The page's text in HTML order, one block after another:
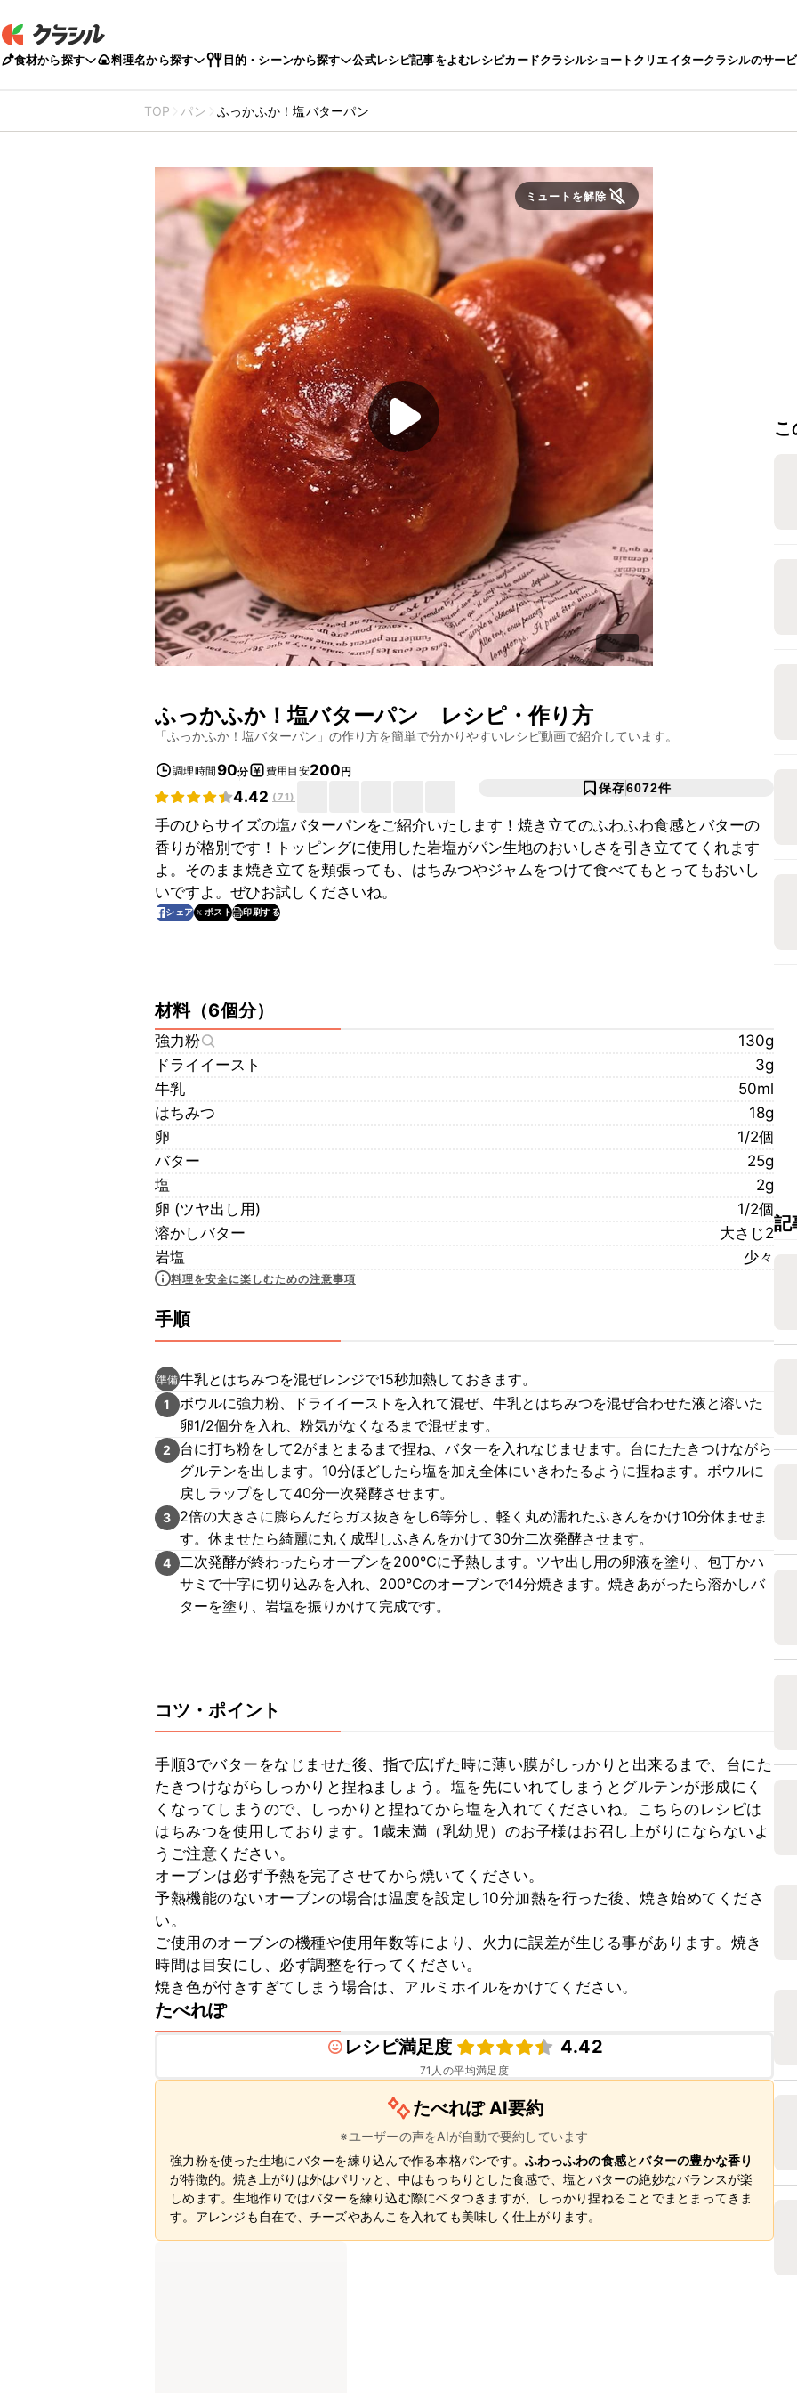
食材から探す 料理名から探す 目的・シーンから探す 公式レシピ記事をよむレシピカードクラシルショートクリエイタークラシルのサー
TOP パン ふっかふか！塩バターパン
ミュートを解除
ふっかふか！塩バターパン レシピ・作り方
「ふっかふか！塩バターパン 」の作り方を簡単で分かりやすいレシピ動画で紹介しています。
調理時間90分 費用目安200円
4.42 (71)
保存6072件
手のひらサイズの塩バターパンをご紹介いたします！焼き立てのふわふわ食感とバターの
香りが格別です！トッピングに使用した岩塩がパン生地のおいしさを引き立ててくれます
よ。そのまま焼き立てを頬張っても、はちみつやジャムをつけて食べてもとってもおいし
いですよ。ぜひお試しくださいね。
シェア ポスト 印刷する
材料（6個分）
強力粉
130g
ドライイースト
3g
牛乳
50ml
はちみつ
18g
卵
1/2個
バター
25g
塩
2g
卵 (ツヤ出し用)
1/2個
溶かしバター
大さじ2
岩塩
少々
料理を安全に楽しむための注意事項
手順
準備牛乳とはちみつを混ぜレンジで15秒加熱しておきます。
1
ボウルに強力粉、ドライイーストを入れて混ぜ、牛乳とはちみつを混ぜ合わせた液と溶いた
卵1/2個分を入れ、粉気がなくなるまで混ぜます。
2
台に打ち粉をして2がまとまるまで捏ね、バターを入れなじませます。台にたたきつけながら
グルテンを出します。10分ほどしたら塩を加え全体にいきわたるように捏ねます。ボウルに
戻しラップをして40分一次発酵させます。
3
2倍の大きさに膨らんだらガス抜きをし6等分し、軽く丸め濡れたふきんをかけ10分休ませま
す。休ませたら綺麗に丸く成型しふきんをかけて30分二次発酵させます。
4 二次発酵が終わったらオーブンを200℃に予熱します。ツヤ出し用の卵液を塗り、包丁かハ
サミで十字に切り込みを入れ、200℃のオーブンで14分焼きます。焼きあがったら溶かしバ
ターを塗り、岩塩を振りかけて完成です。
コツ・ポイント
手順3でバターをなじませた後、指で広げた時に薄い膜がしっかりと出来るまで、台にた
たきつけながらしっかりと捏ねましょう。塩を先にいれてしまうとグルテンが形成にく
くなってしまうので、しっかりと捏ねてから塩を入れてくださいね。こちらのレシピは
はちみつを使用しております。1歳未満（乳幼児）のお子様はお召し上がりにならないよ
うご注意ください。
オーブンは必ず予熱を完了させてから焼いてください。
予熱機能のないオーブンの場合は温度を設定し10分加熱を行った後、焼き始めてくださ
い。
ご使用のオーブンの機種や使用年数等により、火力に誤差が生じる事があります。焼き
時間は目安にし、必ず調整を行ってください。
焼き色が付きすぎてしまう場合は、アルミホイルをかけてください。
たべれぽ
レシピ満足度
4.42
71 人の平均満足度
たべれぽ AI要約
※ユーザーの声をAIが自動で要約しています
強力粉を使った生地にバターを練り込んで作る本格パンです。 ふわっふわの食感とバターの豊かな香り
が特徴的。焼き上がりは外はパリッと、中はもっちりとした食感で、塩とバターの絶妙なバランスが楽
しめます。生地作りではバターを練り込む際にベタつきますが、しっかり捏ねることでまとまってきま
す。アレンジも自在で、チーズやあんこを入れても美味しく仕上がります。
記